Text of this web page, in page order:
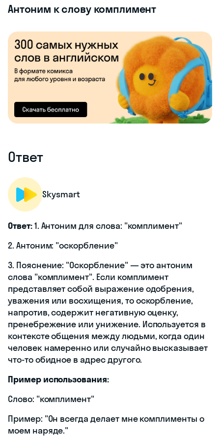
Антоним к слову комплимент
Ответ
Skysmart
Ответ:1. Антоним для слова: "комплимент"
2. Антоним: "оскорбление"
3. Пояснение: "Оскорбление" — это антоним
слова "комплимент". Если комплимент
представляет собой выражение одобрения,
уважения или восхищения, то оскорбление,
напротив, содержит негативную оценку,
пренебрежение или унижение. Используется в
контексте общения между людьми, когда один
человек намеренно или случайно высказывает
что-то обидное в адрес другого.
Пример использования:
Слово: "комплимент"
Пример: "Он всегда делает мне комплименты о
моем наряде."